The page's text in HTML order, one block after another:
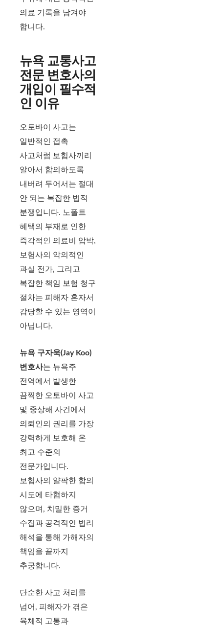
의료 기록을 남겨야
합니다.
뉴욕 교통사고
전문 변호사의
개입이 필수적
인 이유
오토바이 사고는
일반적인 접촉
사고처럼 보험사끼리
알아서 합의하도록
내버려 두어서는 절대
안 되는 복잡한 법적
분쟁입니다. 노폴트
혜택의 부재로 인한
즉각적인 의료비 압박,
보험사의 악의적인
과실 전가, 그리고
복잡한 책임 보험 청구
절차는 피해자 혼자서
감당할 수 있는 영역이
아닙니다.
뉴욕 구자욱(Jay Koo)
변호사는 뉴욕주
전역에서 발생한
끔찍한 오토바이 사고
및 중상해 사건에서
의뢰인의 권리를 가장
강력하게 보호해 온
최고 수준의
전문가입니다.
보험사의 얄팍한 합의
시도에 타협하지
않으며, 치밀한 증거
수집과 공격적인 법리
해석을 통해 가해자의
책임을 끝까지
추궁합니다.
단순한 사고 처리를
넘어, 피해자가 겪은
육체적 고통과